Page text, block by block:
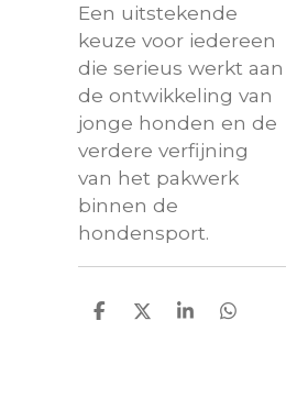
Een uitstekende
keuze voor iedereen
die serieus werkt aan
de ontwikkeling van
jonge honden en de
verdere verfijning
van het pakwerk
binnen de
hondensport.
D
D
S
D